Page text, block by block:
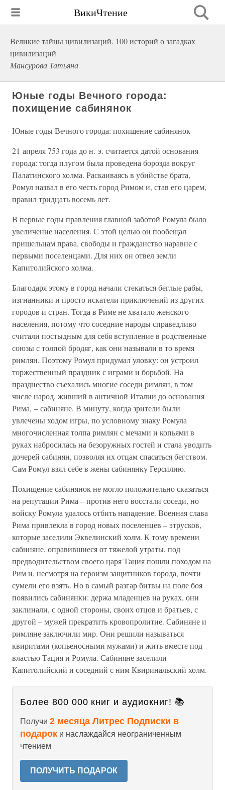
ВикиЧтение
Великие тайны цивилизаций. 100 историй о загадках
цивилизаций
Мансурова Татьяна
Юные годы Вечного города:
похищение сабинянок
Юные годы Вечного города: похищение сабинянок
21 апреля 753 года до н. э. считается датой основания
города: тогда плугом была проведена борозда вокруг
Палатинского холма. Раскаиваясь в убийстве брата,
Ромул назвал в его честь город Римом и, став его царем,
правил тридцать восемь лет.
В первые годы правления главной заботой Ромула было
увеличение населения. С этой целью он пообещал
пришельцам права, свободы и гражданство наравне с
первыми поселенцами. Для них он отвел земли
Капитолийского холма.
Благодаря этому в город начали стекаться беглые рабы,
изгнанники и просто искатели приключений из других
городов и стран. Тогда в Риме не хватало женского
населения, потому что соседние народы справедливо
считали постыдным для себя вступление в родственные
союзы с толпой бродяг, как они называли в то время
римлян. Поэтому Ромул придумал уловку: он устроил
торжественный праздник с играми и борьбой. На
празднество съехались многие соседи римлян, в том
числе народ, живший в античной Италии до основания
Рима, – сабиняне. В минуту, когда зрители были
увлечены ходом игры, по условному знаку Ромула
многочисленная толпа римлян с мечами и копьями в
руках набросилась на безоружных гостей и стала уводить
дочерей сабинян, позволяя их отцам спасаться бегством.
Сам Ромул взял себе в жены сабинянку Герсилию.
Похищение сабинянок не могло положительно сказаться
на репутации Рима – против него восстали соседи, но
войску Ромула удалось отбить нападение. Военная слава
Рима привлекла в город новых поселенцев – этрусков,
которые заселили Эквелинский холм. К тому времени
сабиняне, оправившиеся от тяжелой утраты, под
предводительством своего царя Тация пошли походом на
Рим и, несмотря на героизм защитников города, почти
сумели его взять. Но в самый разгар битвы на поле боя
появились сабинянки: держа младенцев на руках, они
заклинали, с одной стороны, своих отцов и братьев, с
другой – мужей прекратить кровопролитие. Сабиняне и
римляне заключили мир. Они решили называться
квиритами (копьеносными мужами) и жить вместе под
властью Тация и Ромула. Сабиняне заселили
Капитолийский и соседний с ним Квиринальский холм.
Более 800 000 книг и аудиокниг! 📚
Получи 2 месяца Литрес Подписки в
подарок и наслаждайся неограниченным
чтением
ПОЛУЧИТЬ ПОДАРОК